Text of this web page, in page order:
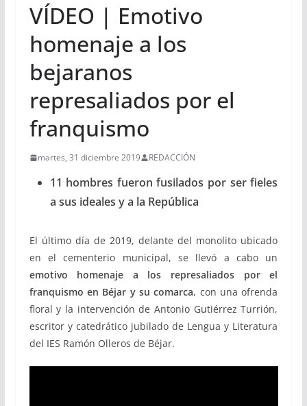
VÍDEO | Emotivo
homenaje a los
bejaranos
represaliados por el
franquismo
martes, 31 diciembre 2019 REDACCIÓN
11 hombres fueron fusilados por ser fieles
a sus ideales y a la República
El último día de 2019, delante del monolito ubicado
en el cementerio municipal, se llevó a cabo un
emotivo homenaje a los represaliados por el
franquismo en Béjar y su comarca, con una ofrenda
floral y la intervención de Antonio Gutiérrez Turrión,
escritor y catedrático jubilado de Lengua y Literatura
del IES Ramón Olleros de Béjar.